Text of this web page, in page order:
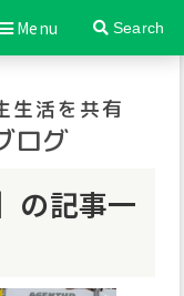
Menu Search
生活を共有
ログ
の記事一